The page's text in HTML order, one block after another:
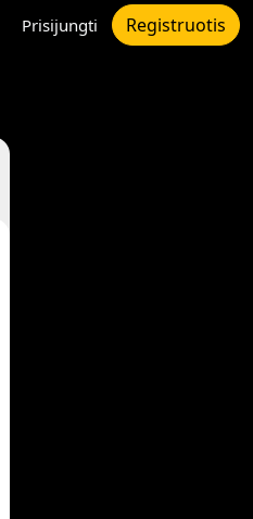
Prisijungti Registruotis